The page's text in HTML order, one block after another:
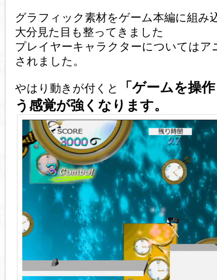
グラフィック素材をゲーム本編に組み
大分見た目も整ってきました
プレイヤーキャラクターについてはア
されました。
やはり動きが付くと
「ゲームを操
う感覚が強くなります。